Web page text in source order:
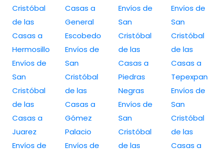
Cristóbal
de las
Casas a
Hermosillo
Envíos de
San
Cristóbal
de las
Casas a
Juarez
Envíos de
Casas a
General
Escobedo
Envíos de
San
Cristóbal
de las
Casas a
Gómez
Palacio
Envíos de
Envíos de
San
Cristóbal
de las
Casas a
Piedras
Negras
Envíos de
San
Cristóbal
de las
Envíos de
San
Cristóbal
de las
Casas a
Tepexpan
Envíos de
San
Cristóbal
de las
Casas a